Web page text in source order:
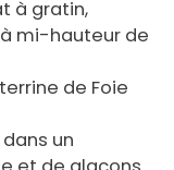
à gratin,
mi-hauteur de
de Foie
un